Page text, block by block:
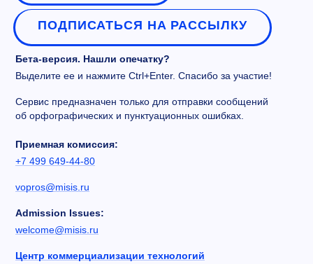
ПОДПИСАТЬСЯ НА РАССЫЛКУ
Бета-версия. Нашли опечатку?
Выделите ее и нажмите Ctrl+Enter. Спасибо за участие!
Сервис предназначен только для отправки сообщений
об орфографических и пунктуационных ошибках.
Приемная комиссия:
+7 499 649-44-80
vopros@misis.ru
Admission Issues:
welcome@misis.ru
Центр коммерциализации технологий